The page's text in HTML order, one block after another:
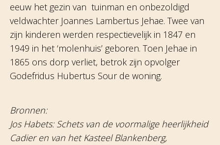
eeuw het gezin van tuinman en onbezoldigd
veldwachter Joannes Lambertus Jehae. Twee van
zijn kinderen werden respectievelijk in 1847 en
1949 in het ‘molenhuis’ geboren. Toen Jehae in
1865 ons dorp verliet, betrok zijn opvolger
Godefridus Hubertus Sour de woning.
Bronnen:
Jos Habets: Schets van de voormalige heerlijkheid
Cadier en van het Kasteel Blankenberg,